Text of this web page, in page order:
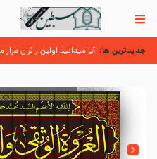
جدیدترین ها: زائران اربعین حسینی